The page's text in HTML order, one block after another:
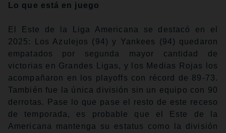
Lo que está en juego
El Este de la Liga Americana se destacó en el
2025: Los Azulejos (94) y Yankees (94) quedaron
empatados por segunda mayor cantidad de
victorias en Grandes Ligas, y los Medias Rojas los
acompañaron en los playoffs con récord de 89-73.
También fue la única división sin un equipo con 90
derrotas. Pase lo que pase el resto de este receso
de temporada, es probable que el Este de la
Americana mantenga su estatus como la división